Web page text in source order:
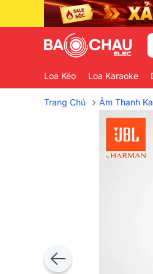
Loa Kéo Loa Karaoke
Trang Chủ › Âm Thanh